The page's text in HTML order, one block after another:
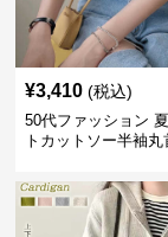
¥3,410 (税込)
50代ファッション
トカットソー半袖丸